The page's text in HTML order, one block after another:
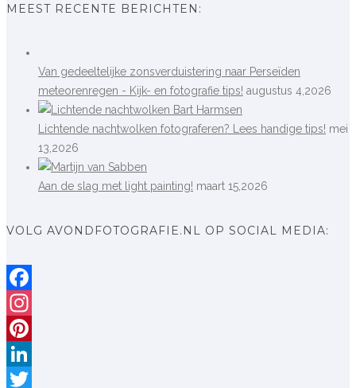
MEEST RECENTE BERICHTEN:
Van gedeeltelijke zonsverduistering naar Perseïden
meteorenregen - Kijk- en fotografie tips! augustus 4,2026
Lichtende nachtwolken fotograferen? Lees handige tips! mei
13,2026
Aan de slag met light painting! maart 15,2026
VOLG AVONDFOTOGRAFIE.NL OP SOCIAL MEDIA:
Facebook
Instagram
Pinterest
LinkedIn